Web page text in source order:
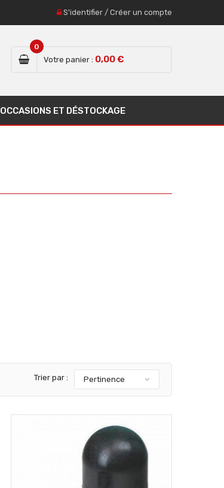
S'identifier / Créer un compte
Votre panier :
0
0,00 €
OCCASIONS ET DÉSTOCKAGE
Trier par : Pertinence